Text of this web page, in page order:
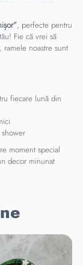
, perfecte pentru
Fie că vrei să
noastre sunt
fiecare lună din
moment special
decor minunat